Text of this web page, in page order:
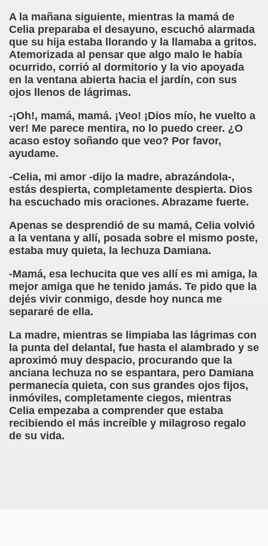
A la mañana siguiente, mientras la mamá de
Celia preparaba el desayuno, escuchó alarmada
que su hija estaba llorando y la llamaba a gritos.
Atemorizada al pensar que algo malo le había
ocurrido, corrió al dormitorio y la vio apoyada
en la ventana abierta hacia el jardín, con sus
ojos llenos de lágrimas.
-¡Oh!, mamá, mamá. ¡Veo! ¡Dios mío, he vuelto a
ver! Me parece mentira, no lo puedo creer. ¿O
acaso estoy soñando que veo? Por favor,
ayudame.
-Celia, mi amor -dijo la madre, abrazándola-,
estás despierta, completamente despierta. Dios
ha escuchado mis oraciones. Abrazame fuerte.
Apenas se desprendió de su mamá, Celia volvió
a la ventana y allí, posada sobre el mismo poste,
estaba muy quieta, la lechuza Damiana.
-Mamá, esa lechucita que ves allí es mi amiga, la
mejor amiga que he tenido jamás. Te pido que la
dejés vivir conmigo, desde hoy nunca me
separaré de ella.
La madre, mientras se limpiaba las lágrimas con
la punta del delantal, fue hasta el alambrado y se
aproximó muy despacio, procurando que la
anciana lechuza no se espantara, pero Damiana
permanecía quieta, con sus grandes ojos fijos,
inmóviles, completamente ciegos, mientras
Celia empezaba a comprender que estaba
recibiendo el más increíble y milagroso regalo
de su vida.
de los Niños Invidentes hasta la Puesta en Marcha de
de Pasado, de Presente y de Futuro (Equipos del
(Pedro Zurita)
(Pedro Zurita)
(Pedro Zurita)
Euskera (Pedro Zurita)
de San Ovidio (Roberto Enjuto)
Soto Galán)
(M. R. Olson)
Fellenius)
Figueroa)
Jesús Cañamares)
de Santiago (Angelines sánchez Herrero)
González Otero)
Disminución Visual Grave (Pedro Zurita)